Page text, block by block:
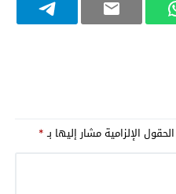
الحقول الإلزامية مشار إليها بـ*